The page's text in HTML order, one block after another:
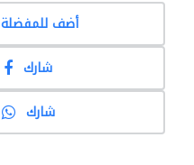
أضف للمفضلة
شارك
شارك